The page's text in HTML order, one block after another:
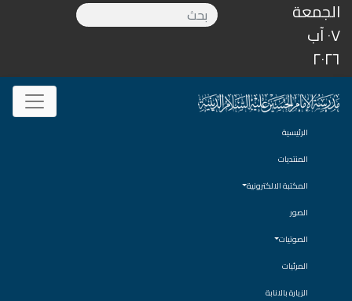
الجمعة
٠٧ آب
٢٠٢٦
الرئيسية
المنتديات
المكتبة الالكترونية
الصور
الصوتيات
المرئيات
الزيارة بالانابة